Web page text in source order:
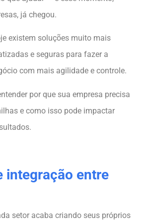
já chegou.
existem soluções muito mais
e seguras para fazer a
com mais agilidade e controle.
por que sua empresa precisa
e como isso pode impactar
integração entre
setor acaba criando seus próprios